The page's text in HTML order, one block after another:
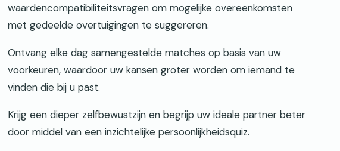
waardencompatibiliteitsvragen om mogelijke overeenkomsten
met gedeelde overtuigingen te suggereren.
Ontvang elke dag samengestelde matches op basis van uw
voorkeuren, waardoor uw kansen groter worden om iemand te
vinden die bij u past.
Krijg een dieper zelfbewustzijn en begrijp uw ideale partner beter
door middel van een inzichtelijke persoonlijkheidsquiz.